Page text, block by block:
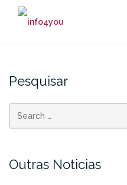
Pesquisar
Outras Noticias